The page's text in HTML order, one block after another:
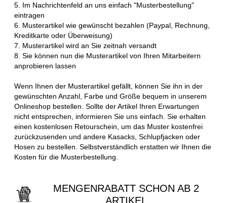
5. Im Nachrichtenfeld an uns einfach "Musterbestellung"
eintragen
6. Musterartikel wie gewünscht bezahlen (Paypal, Rechnung,
Kreditkarte oder Überweisung)
7. Musterartikel wird an Sie zeitnah versandt
8. Sie können nun die Musterartikel von Ihren Mitarbeitern
anprobieren lassen
Wenn Ihnen der Musterartikel gefällt, können Sie ihn in der
gewünschten Anzahl, Farbe und Größe bequem in unserem
Onlineshop bestellen. Sollte der Artikel Ihren Erwartungen
nicht entsprechen, informieren Sie uns einfach. Sie erhalten
einen kostenlosen Retourschein, um das Muster kostenfrei
zurückzusenden und andere Kasacks, Schlupfjacken oder
Hosen zu bestellen. Selbstverständlich erstatten wir Ihnen die
Kosten für die Musterbestellung.
MENGENRABATT SCHON AB 2
ARTIKEL